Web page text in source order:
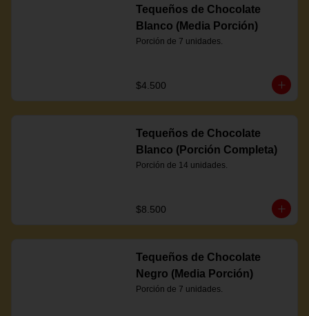
Tequeños de Chocolate
Blanco (Media Porción)
Porción de 7 unidades.
$4.500
Tequeños de Chocolate
Blanco (Porción Completa)
Porción de 14 unidades.
$8.500
Tequeños de Chocolate
Negro (Media Porción)
Porción de 7 unidades.